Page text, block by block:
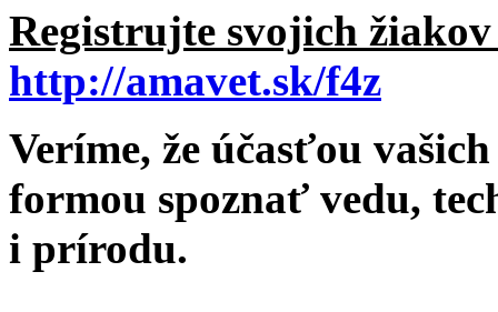
Registrujte svojich
http://amavet.sk/f4z
Veríme, že účasťou
formou spoznať vedu,
i prírodu.